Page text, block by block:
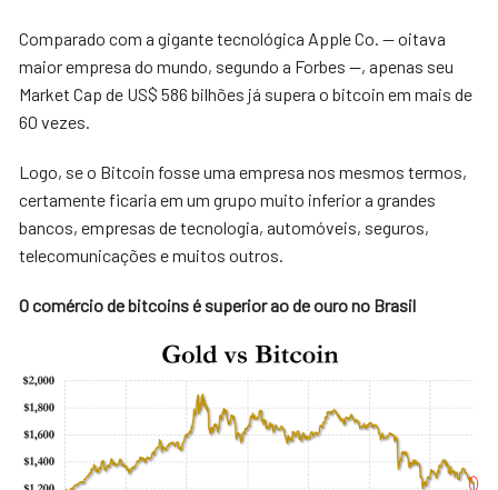
Comparado com a gigante tecnológica Apple Co. — oitava
maior empresa do mundo, segundo a Forbes —, apenas seu
Market Cap de US$ 586 bilhões já supera o bitcoin em mais de
60 vezes.
Logo, se o Bitcoin fosse uma empresa nos mesmos termos,
certamente ficaria em um grupo muito inferior a grandes
bancos, empresas de tecnologia, automóveis, seguros,
telecomunicações e muitos outros.
O comércio de bitcoins é superior ao de ouro no Brasil